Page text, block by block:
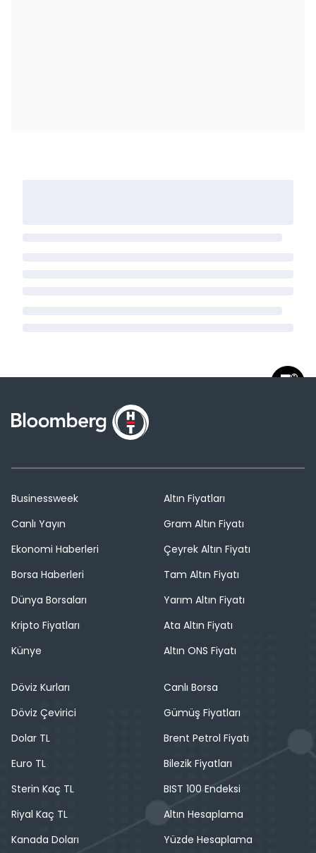
Businessweek
Canlı Yayın
Ekonomi Haberleri
Borsa Haberleri
Dünya Borsaları
Kripto Fiyatları
Künye
Altın Fiyatları
Gram Altın Fiyatı
Çeyrek Altın Fiyatı
Tam Altın Fiyatı
Yarım Altın Fiyatı
Ata Altın Fiyatı
Altın ONS Fiyatı
Döviz Kurları
Döviz Çevirici
Dolar TL
Euro TL
Sterin Kaç TL
Riyal Kaç TL
Kanada Doları
Canlı Borsa
Gümüş Fiyatları
Brent Petrol Fiyatı
Bilezik Fiyatları
BIST 100 Endeksi
Altın Hesaplama
Yüzde Hesaplama